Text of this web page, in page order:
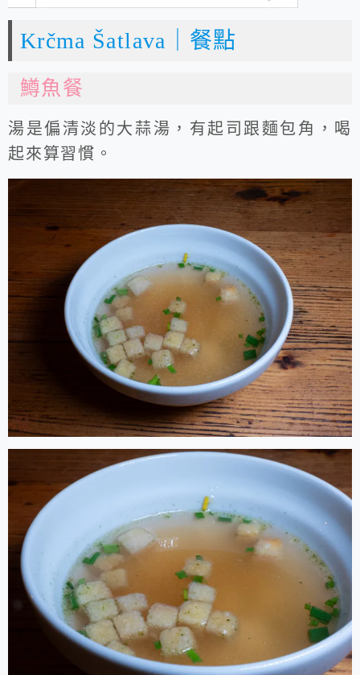
Krčma Šatlava｜餐點
鱒魚餐
湯是偏清淡的大蒜湯，有起司跟麵包角，喝
起來算習慣。